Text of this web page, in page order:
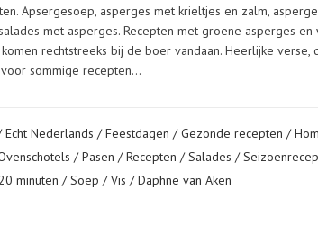
Apsergesoep, asperges met krieltjes en zalm,
met asperges. Recepten met groene asperges en
rechtstreeks bij de boer vandaan. Heerlijke verse,
sommige recepten...
Echt Nederlands /Feestdagen /Gezonde recepten /
/Pasen /Recepten /Salades /
minuten /Soep /Vis / Daphne van Aken